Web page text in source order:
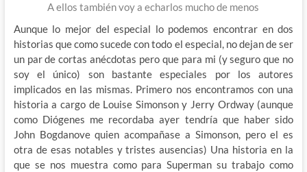
A ellos también voy a echarlos mucho de menos
Aunque lo mejor del especial lo podemos encontrar en dos
historias que como sucede con todo el especial, no dejan de ser
un par de cortas anécdotas pero que para mi (y seguro que no
soy el único) son bastante especiales por los autores
implicados en las mismas. Primero nos encontramos con una
historia a cargo de Louise Simonson y Jerry Ordway (aunque
como Diógenes me recordaba ayer tendría que haber sido
John Bogdanove quien acompañase a Simonson, pero el es
otra de esas notables y tristes ausencias) Una historia en la
que se nos muestra como para Superman su trabajo como